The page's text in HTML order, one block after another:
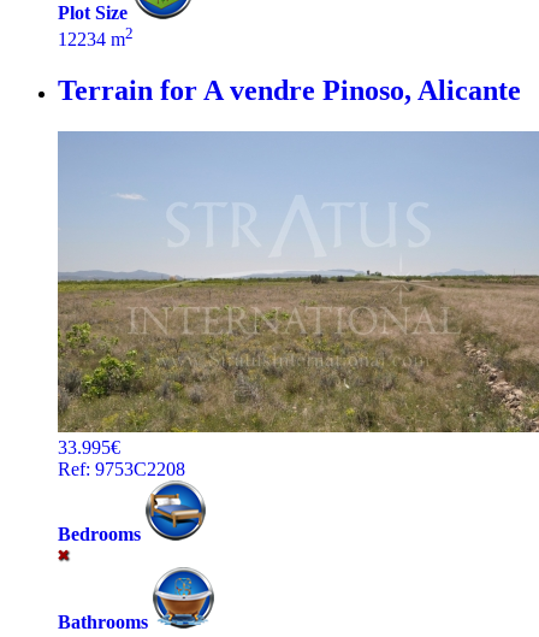
Plot Size
12234 m2
Terrain for A vendre Pinoso, Alicante
33.995€
Ref: 9753C2208
Bedrooms
Bathrooms